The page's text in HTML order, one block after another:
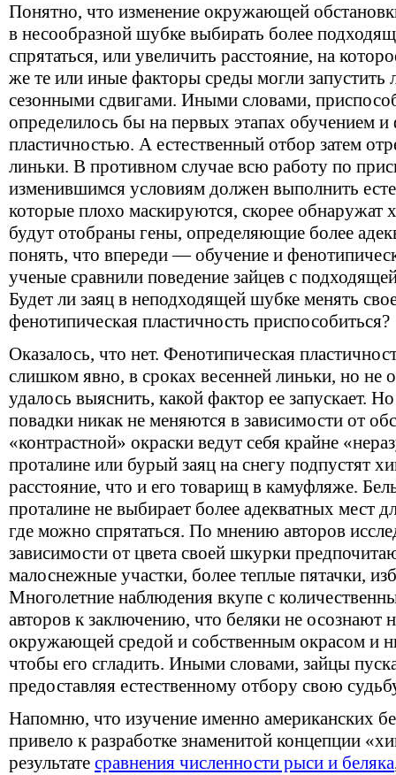
Понятно, что изменение окружающей
в несообразной шубке выбирать более
спрятаться, или увеличить расстояние, на
же те или иные факторы среды могли запустить
сезонными сдвигами. Иными словами,
определилось бы на первых этапах обучением
пластичностью. А естественный отбор затем
линьки. В противном случае всю работу по
изменившимся условиям должен выполнить
которые плохо маскируются, скорее
будут отобраны гены, определяющие более
понять, что впереди — обучение и
ученые сравнили поведение зайцев с
Будет ли заяц в неподходящей шубке менять
фенотипическая пластичность приспособиться?
Оказалось, что нет. Фенотипическая
слишком явно, в сроках весенней линьки, но не
удалось выяснить, какой фактор ее запускает.
повадки никак не меняются в зависимости от
«контрастной» окраски ведут себя крайне
проталине или бурый заяц на снегу подпустят
расстояние, что и его товарищ в камуфляже.
проталине не выбирает более адекватных мест
где можно спрятаться. По мнению авторов
зависимости от цвета своей шкурки
малоснежные участки, более теплые пятачки,
Многолетние наблюдения вкупе с
авторов к заключению, что беляки не осознают
окружающей средой и собственным окрасом и
чтобы его сгладить. Иными словами, зайцы
предоставляя естественному отбору свою
Напомню, что изучение именно американских
привело к разработке знаменитой концепции
результате сравнения численности рыси и беляка